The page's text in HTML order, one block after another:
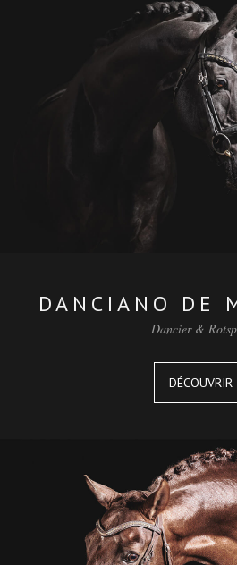
DANCIANO DE
Dancier &
DÉCOUVRIR